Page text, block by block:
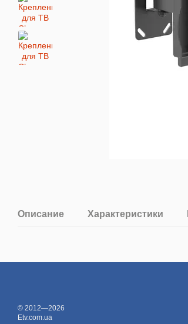
Описание Характеристики
© 2012—2026
Etv.com.ua